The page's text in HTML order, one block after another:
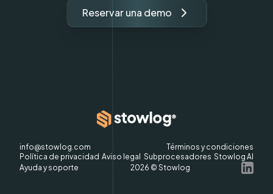
Reservar una demo
info@stowlog.com
Términos y condiciones
Política de privacidad Aviso legal Subprocesadores Stowlog AI
Ayuda y soporte
2026 © Stowlog